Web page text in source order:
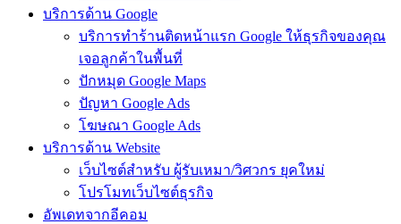
บริการด้าน Google
บริการทำร้านติดหน้าแรก Google ให้ธุรกิจของคุณ
เจอลูกค้าในพื้นที่
ปักหมุด Google Maps
ปัญหา Google Ads
โฆษณา Google Ads
บริการด้าน Website
เว็บไซต์สำหรับ ผู้รับเหมา/วิศวกร ยุคใหม่
โปรโมทเว็บไซต์ธุรกิจ
อัพเดทจากอีคอม